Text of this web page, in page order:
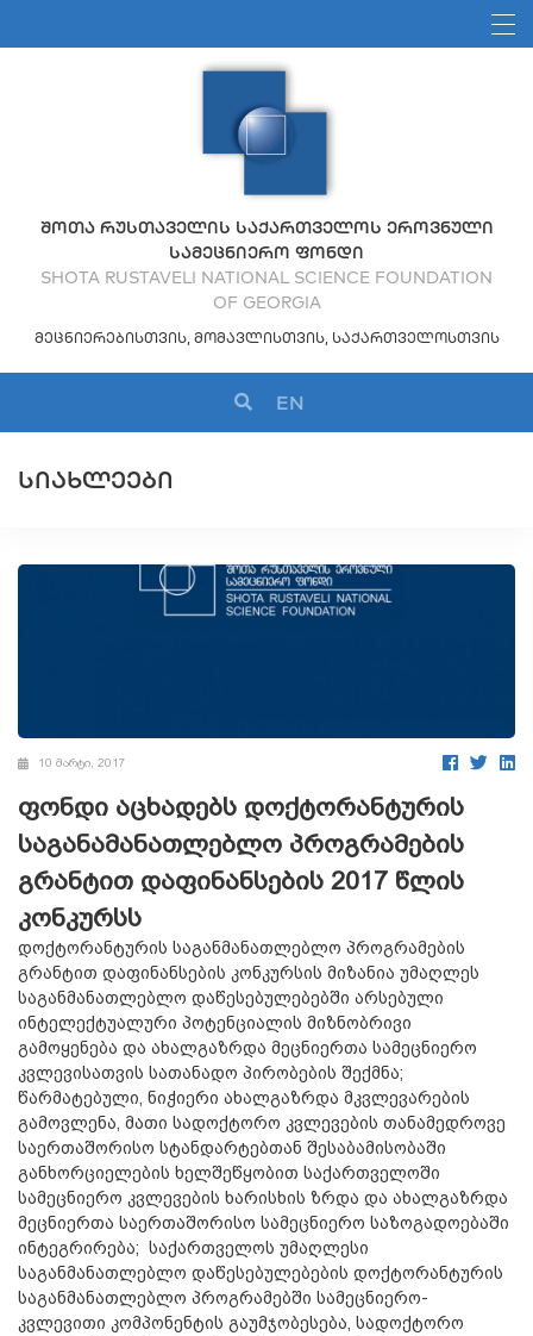
ᲨᲝᲗᲐ ᲠᲣᲡᲗᲐᲕᲔᲚᲘᲡ ᲡᲐᲥᲐᲠᲗᲕᲔᲚᲝᲡ ᲔᲠᲝᲕᲜᲣᲚᲘ
ᲡᲐᲛᲔᲪᲜᲘᲔᲠᲝ ᲤᲝᲜᲓᲘ
SHOTA RUSTAVELI NATIONAL SCIENCE FOUNDATION
OF GEORGIA
ᲛᲔᲪᲜᲘᲔᲠᲔᲑᲘᲡᲗᲕᲘᲡ, ᲛᲝᲛᲐᲕᲚᲘᲡᲗᲕᲘᲡ, ᲡᲐᲥᲐᲠᲗᲕᲔᲚᲝᲡᲗᲕᲘᲡ
EN
ᲡᲘᲐᲮᲚᲔᲔᲑᲘ
10 მარტი, 2017
ფონდი აცხადებს დოქტორანტურის
საგანამანათლებლო პროგრამების
გრანტით დაფინანსების 2017 წლის
კონკურსს
დოქტორანტურის საგანმანათლებლო პროგრამების
გრანტით დაფინანსების კონკურსის მიზანია უმაღლეს
საგანმანათლებლო დაწესებულებებში არსებული
ინტელექტუალური პოტენციალის მიზნობრივი
გამოყენება და ახალგაზრდა მეცნიერთა სამეცნიერო
კვლევისათვის სათანადო პირობების შექმნა;
წარმატებული, ნიჭიერი ახალგაზრდა მკვლევარების
გამოვლენა, მათი სადოქტორო კვლევების თანამედროვე
საერთაშორისო სტანდარტებთან შესაბამისობაში
განხორციელების ხელშეწყობით საქართველოში
სამეცნიერო კვლევების ხარისხის ზრდა და ახალგაზრდა
მეცნიერთა საერთაშორისო სამეცნიერო საზოგადოებაში
ინტეგრირება; საქართველოს უმაღლესი
საგანმანათლებლო დაწესებულებების დოქტორანტურის
საგანმანათლებლო პროგრამებში სამეცნიერო-
კვლევითი კომპონენტის გაუმჯობესება, სადოქტორო